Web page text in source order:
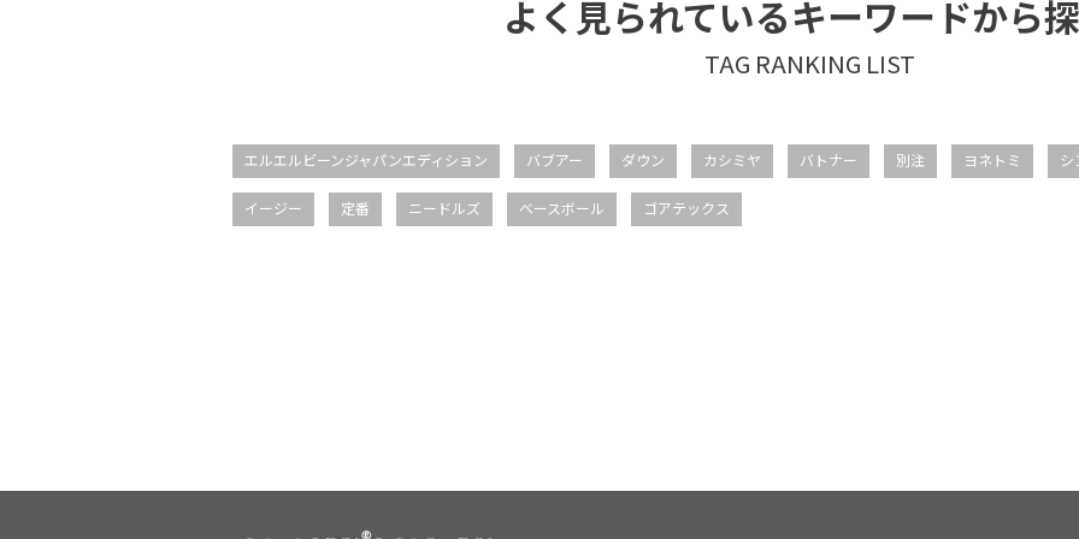
よく見られているキーワードから
エルエルビーンジャパンエディション バブアー ダウン カシミヤ バトナー 別注 ヨネトミ シ
イージー 定番 ニードルズ ベースボール ゴアテックス